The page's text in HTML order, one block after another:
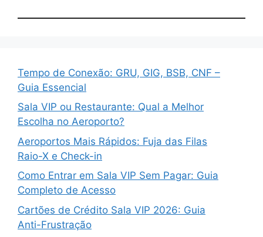
Tempo de Conexão: GRU, GIG, BSB, CNF –
Guia Essencial
Sala VIP ou Restaurante: Qual a Melhor
Escolha no Aeroporto?
Aeroportos Mais Rápidos: Fuja das Filas
Raio-X e Check-in
Como Entrar em Sala VIP Sem Pagar: Guia
Completo de Acesso
Cartões de Crédito Sala VIP 2026: Guia
Anti-Frustração